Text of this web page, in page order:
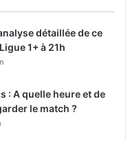
détaillée de ce
1+ à 21h
: A quelle heure et de
le match ?